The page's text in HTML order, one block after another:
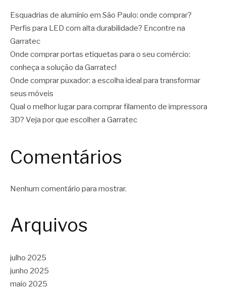
Esquadrias de alumínio em São Paulo: onde comprar?
Perfis para LED com alta durabilidade? Encontre na
Garratec
Onde comprar portas etiquetas para o seu comércio:
conheça a solução da Garratec!
Onde comprar puxador: a escolha ideal para transformar
seus móveis
Qual o melhor lugar para comprar filamento de impressora
3D? Veja por que escolher a Garratec
Comentários
Nenhum comentário para mostrar.
Arquivos
julho 2025
junho 2025
maio 2025